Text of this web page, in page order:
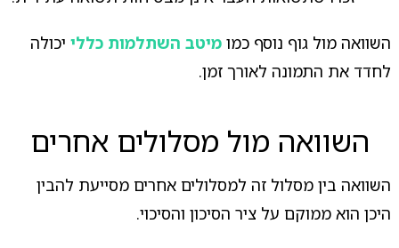
השוואה מול גוף נוסף כמו מיטב השתלמות כללייכולה
לחדד את התמונה לאורך זמן.
השוואה מול מסלולים אחרים
השוואה בין מסלול זה למסלולים אחרים מסייעת להבין
היכן הוא ממוקם על ציר הסיכון והסיכוי.